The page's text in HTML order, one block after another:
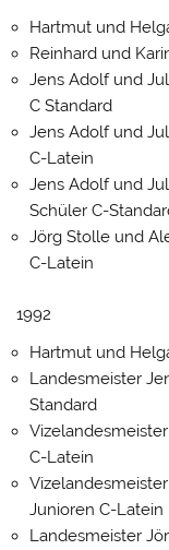
Hartmut und
Reinhard und
Jens Adolf und
C Standard
Jens Adolf und
C-Latein
Jens Adolf und
Schüler C-
Jörg Stolle und
C-Latein
1992
Hartmut und
Landesmeister
Standard
C-Latein
Junioren C-Latein
Landesmeister